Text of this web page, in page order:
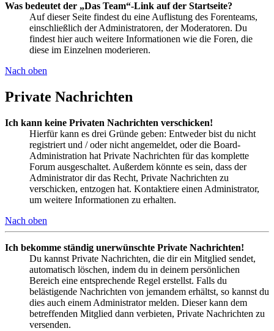
Was bedeutet der „Das Team“-Link auf der Startseite?
Auf dieser Seite findest du eine Auflistung des Forenteams,
einschließlich der Administratoren, der Moderatoren. Du
findest hier auch weitere Informationen wie die Foren, die
diese im Einzelnen moderieren.
Nach oben
Private Nachrichten
Ich kann keine Privaten Nachrichten verschicken!
Hierfür kann es drei Gründe geben: Entweder bist du nicht
registriert und / oder nicht angemeldet, oder die Board-
Administration hat Private Nachrichten für das komplette
Forum ausgeschaltet. Außerdem könnte es sein, dass der
Administrator dir das Recht, Private Nachrichten zu
verschicken, entzogen hat. Kontaktiere einen Administrator,
um weitere Informationen zu erhalten.
Nach oben
Ich bekomme ständig unerwünschte Private Nachrichten!
Du kannst Private Nachrichten, die dir ein Mitglied sendet,
automatisch löschen, indem du in deinem persönlichen
Bereich eine entsprechende Regel erstellst. Falls du
belästigende Nachrichten von jemandem erhältst, so kannst du
dies auch einem Administrator melden. Dieser kann dem
betreffenden Mitglied dann verbieten, Private Nachrichten zu
versenden.